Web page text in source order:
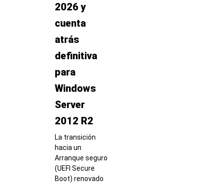
2026 y
cuenta
atrás
definitiva
para
Windows
Server
2012 R2
La transición
hacia un
Arranque seguro
(UEFI Secure
Boot) renovado